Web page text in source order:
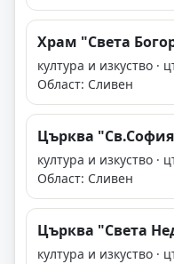
Храм "Света
култура и изкуство ·
Област: Сливен
Църква
култура и изкуство ·
Област: Сливен
Църква "Света
култура и изкуство ·